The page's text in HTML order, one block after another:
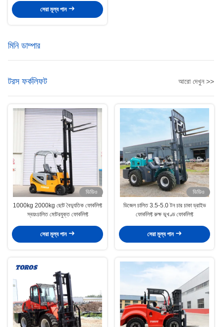
সেরা মূল্য পান
মিনি ডাম্পার
টরস ফর্কলিফট আরো দেখুন >>
ভিডিও
1000kg 2000kg ছোট বৈদ্যুতিক ফোর্কলিফ্ট
স্বয়ংচালিত মোটরযুক্ত ফোর্কলিফ্ট
সেরা মূল্য পান
ভিডিও
ডিজেল চালিত 3.5-5.0 টন চার চাকা ড্রাইভ
ফোর্কলিফ্ট রুক্ষ ভূখণ্ড ফোর্কলিফ্ট
সেরা মূল্য পান